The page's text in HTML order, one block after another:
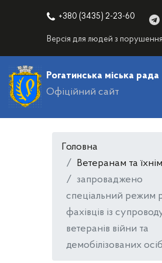
+380 (3435) 2-23-60
Версія для людей з
Рогатинська міська рада
Офіційний сайт
Головна
Ветеранам та
запроваджено
спеціальний режим
фахівців із
ветеранів війни та
демобілізованих осіб